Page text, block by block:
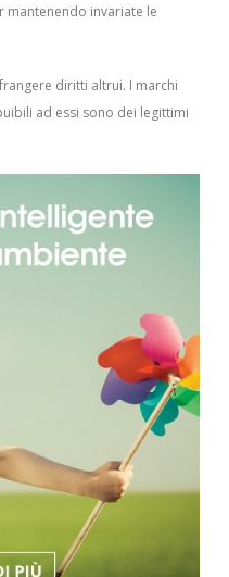
mantenendo invariate le
diritti altrui. I marchi
ad essi sono dei legittimi